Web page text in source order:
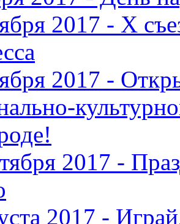
2017 - Х
2017 -
2017 -
2017 -